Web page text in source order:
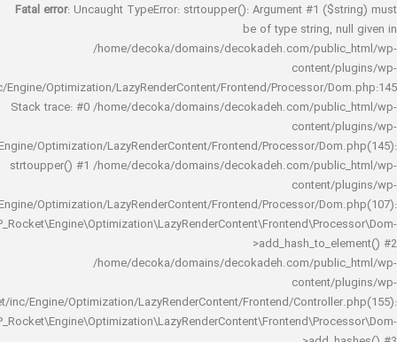
Fatal error : Uncaught TypeError: strtoupper(): Argument #1
be of type string,
/home/decoka/domains/decokadeh.com/
rocket/inc/Engine/Optimization/LazyRenderContent/Frontend/Processor/
Stack trace: #0 /home/decoka/domains/decokadeh.com/
rocket/inc/Engine/Optimization/LazyRenderContent/Frontend/Processor/
strtoupper() #1 /home/decoka/domains/decokadeh.com/
rocket/inc/Engine/Optimization/LazyRenderContent/Frontend/Processor/
/home/decoka/domains/decokadeh.com/
rocket/inc/Engine/Optimization/LazyRenderContent/Frontend/